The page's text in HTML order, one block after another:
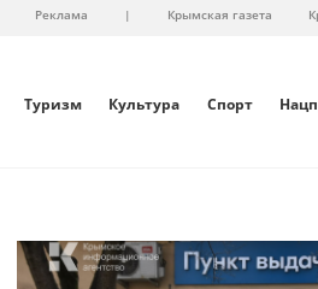
Реклама | Крымская газета
Туризм Культура Спорт